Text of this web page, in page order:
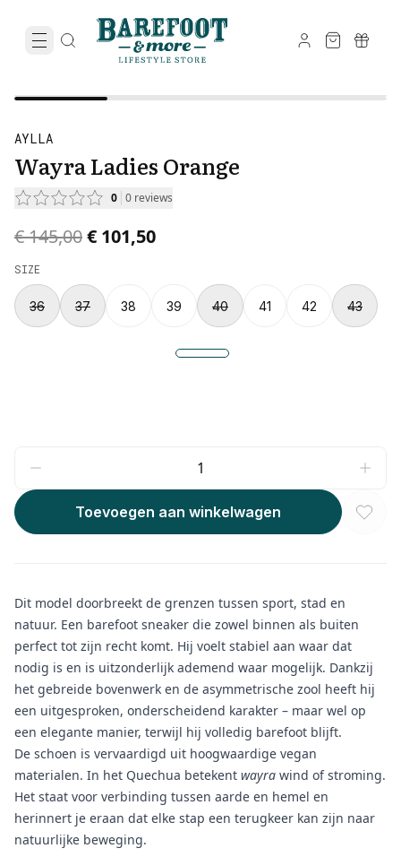
AYLLA
Wayra Ladies Orange
0 0 reviews
Original price was € 145,00.
€ 145,00Current price is € 101,50.
€ 101,50
SIZE
36 37 38 39 40 41 42 43
Toevoegen aan winkelwagen
Dit model doorbreekt de grenzen tussen sport, stad en
natuur. Een barefoot sneaker die zowel binnen als buiten
perfect tot zijn recht komt. Hij voelt stabiel aan waar dat
nodig is en is uitzonderlijk ademend waar mogelijk. Dankzij
het gebreide bovenwerk en de asymmetrische zool heeft hij
een uitgesproken, onderscheidend karakter – maar wel op
een elegante manier, terwijl hij volledig barefoot blijft.
De schoen is vervaardigd uit hoogwaardige vegan
materialen. In het Quechua betekent wayra wind of stroming.
Het staat voor verbinding tussen aarde en hemel en
herinnert je eraan dat elke stap een terugkeer kan zijn naar
natuurlijke beweging.